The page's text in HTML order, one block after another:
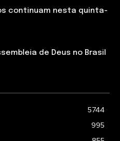
continuam nesta quinta-
de Deus no Brasil
5744
995